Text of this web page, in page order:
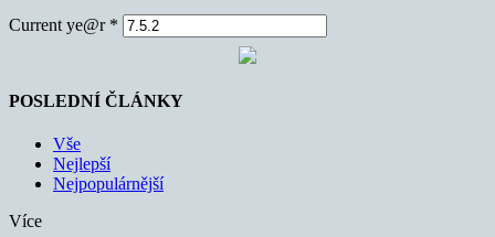
Current ye@r *
POSLEDNÍ ČLÁNKY
Vše
Nejlepší
Nejpopulárnější
Více